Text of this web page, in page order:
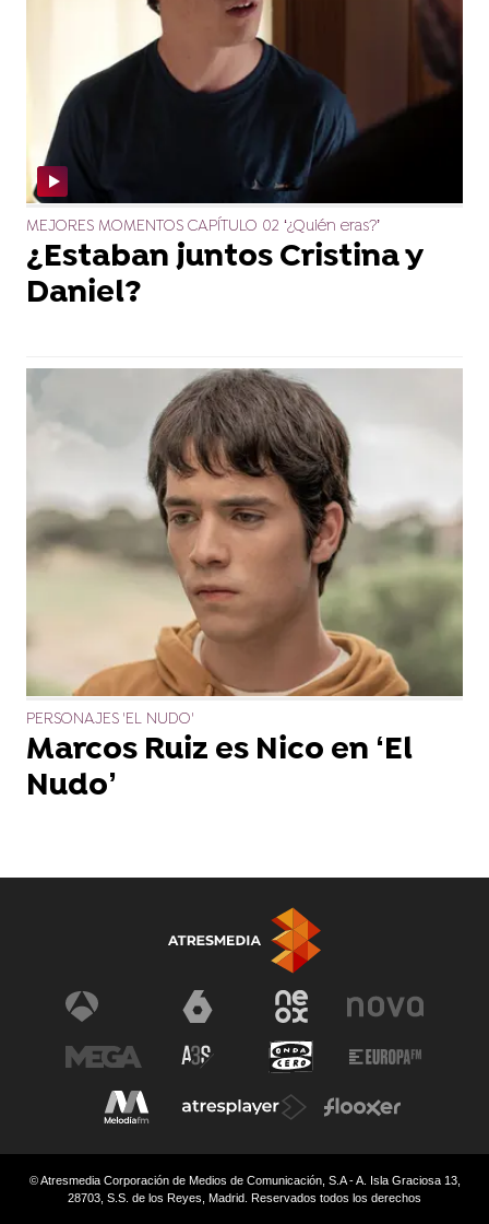
MEJORES MOMENTOS CAPÍTULO 02 ‘¿Quién eras?’
¿Estaban juntos Cristina y
Daniel?
PERSONAJES 'EL NUDO'
Marcos Ruiz es Nico en ‘El
Nudo’
© Atresmedia Corporación de Medios de Comunicación, S.A - A. Isla Graciosa 13,
28703, S.S. de los Reyes, Madrid. Reservados todos los derechos